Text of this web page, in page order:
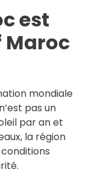
est
Maroc
mondiale
pas un
par an et
la région